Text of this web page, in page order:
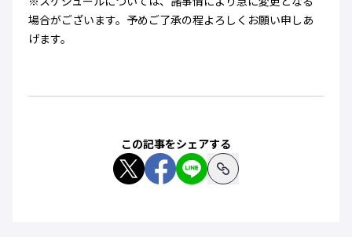
場合がございます。予めご了承の程よろしくお願い申しあ
げます。
この記事をシェアする